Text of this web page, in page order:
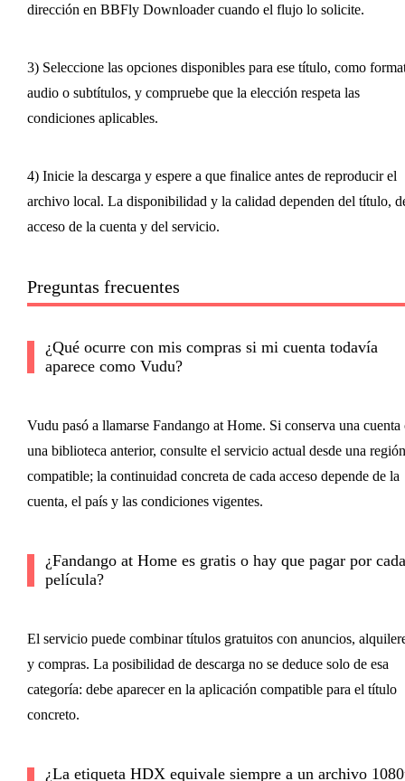
dirección en BBFly Downloader cuando el flujo lo solicite.
3) Seleccione las opciones disponibles para ese título, como
audio o subtítulos, y compruebe que la elección respeta las
condiciones aplicables.
4) Inicie la descarga y espere a que finalice antes de reproducir el
archivo local. La disponibilidad y la calidad dependen del título,
acceso de la cuenta y del servicio.
Preguntas frecuentes
¿Qué ocurre con mis compras si mi cuenta todavía
aparece como Vudu?
Vudu pasó a llamarse Fandango at Home. Si conserva una cuenta
una biblioteca anterior, consulte el servicio actual desde una región
compatible; la continuidad concreta de cada acceso depende de la
cuenta, el país y las condiciones vigentes.
¿Fandango at Home es gratis o hay que pagar por cada
película?
El servicio puede combinar títulos gratuitos con anuncios,
y compras. La posibilidad de descarga no se deduce solo de esa
categoría: debe aparecer en la aplicación compatible para el título
concreto.
¿La etiqueta HDX equivale siempre a un archivo